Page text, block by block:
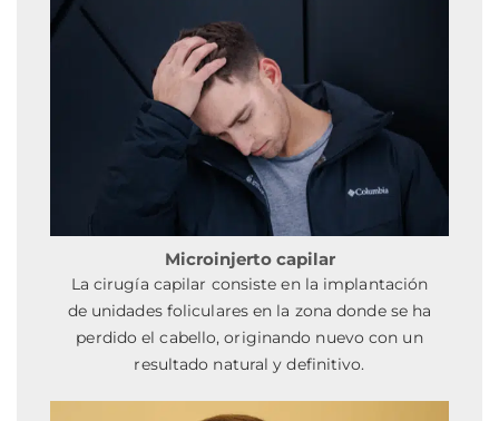
Microinjerto capilar
La cirugía capilar consiste en la implantación
de unidades foliculares en la zona donde se ha
perdido el cabello, originando nuevo con un
resultado natural y definitivo.